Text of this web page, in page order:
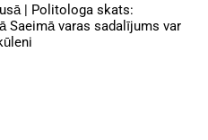
| Politologa skats:
Saeimā varas sadalījums var